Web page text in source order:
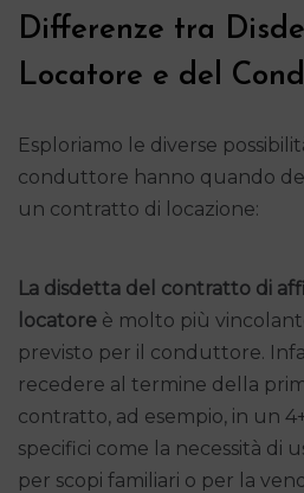
Differenze tra
Locatore e del
Esploriamo le diverse
conduttore hanno quando
un contratto di locazione:
La disdetta del contratto di
locatore è molto più
previsto per il conduttore.
recedere al termine della
contratto, ad esempio, in un
specifici come la necessità di
per scopi familiari o per la